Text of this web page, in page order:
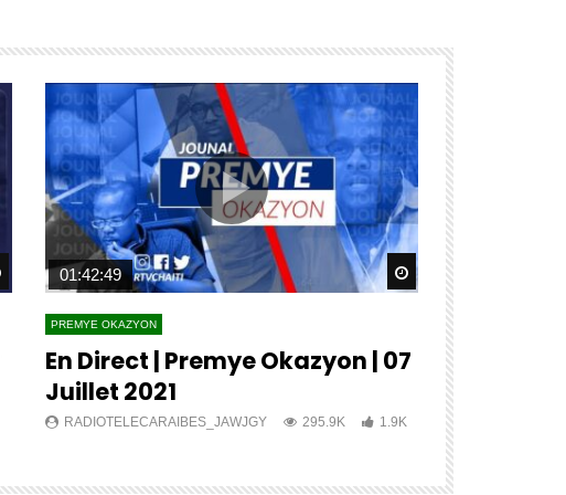
Watch Later Watch Later
01:42:49
PREMYE OKAZYON
En Direct | Premye Okazyon | 07
Juillet 2021
RADIOTELECARAIBES_JAWJGY 295.9K 1.9K
??
???? ????